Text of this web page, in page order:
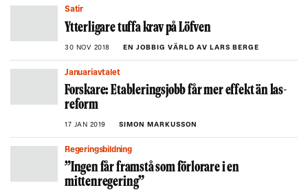
Satir
Ytterligare tuffa krav på Löfven
30 NOV 2018 EN JOBBIG VÄRLD AV LARS BERGE
Januariavtalet
Forskare: Etableringsjobb får mer effekt än las-
reform
17 JAN 2019 SIMON MARKUSSON
Regeringsbildning
”Ingen får framstå som förlorare i en
mittenregering”